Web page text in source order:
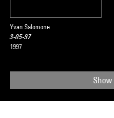
Yvan Salomone
3-05-97
1997
Show